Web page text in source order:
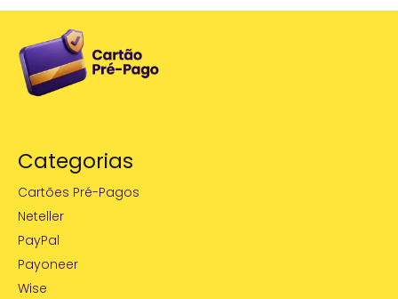
Categorias
Cartões Pré-Pagos
Neteller
PayPal
Payoneer
Wise